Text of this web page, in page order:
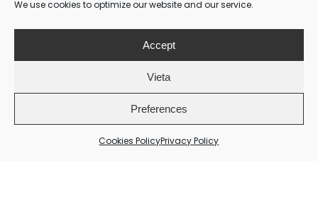
We use cookies to optimize our website and our service.
Accept
Vieta
Preferences
Cookies PolicyPrivacy Policy
Compte
Modalités de paiement: